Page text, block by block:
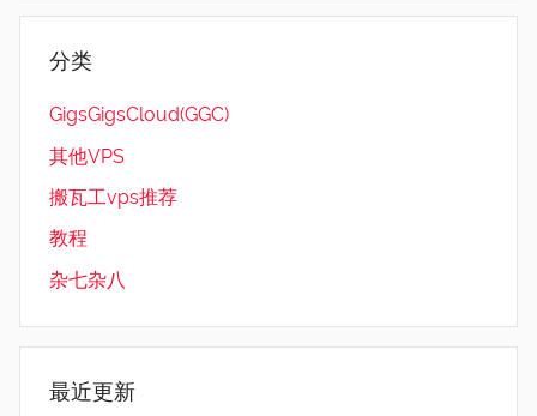
分类
GigsGigsCloud(GGC)
其他VPS
搬瓦工vps推荐
教程
杂七杂八
最近更新